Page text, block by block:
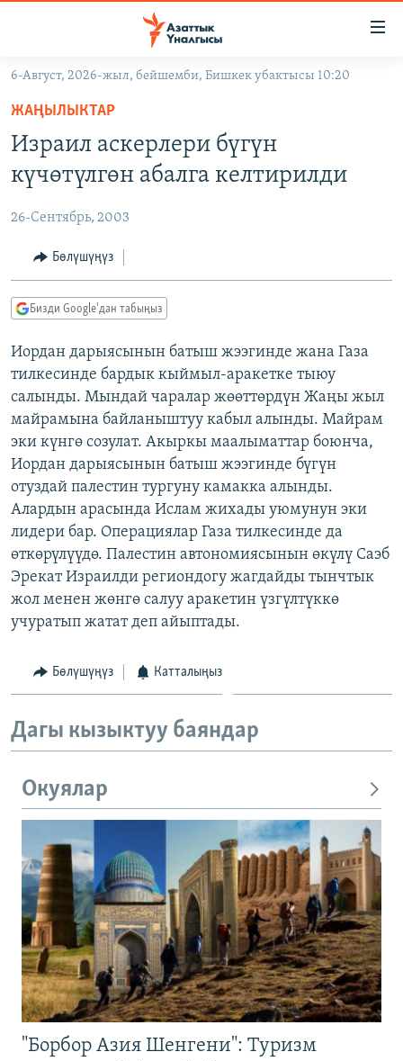
Навигацияга
өтүңүз
Издөөгө
салыңызКЫРГЫЗСТАН
ЭКОНОМИКА
МАДАНИЯТ
ДҮЙНӨ
БОРБОР АЗИЯ
УКРАИНА
АТАЙЫН ИЛИКТӨӨ
ТВ ПРОГРАММАЛАР
ЭКСПЕРТТЕР ТАЛДАЙТ
БИЗ ЖАНА ДҮЙНӨ
ЭЖЕ-СИҢДИЛЕР
АЗАТТЫК+
ЫҢГАЙСЫЗ СУРООЛОР
ӨЗГӨЧӨ ПИКИР
Русский
ОНЛАЙН ШЕРИНЕ
ЭЕ/АРнун бардык сайттары
6-Август, 2026-жыл, бейшемби, Бишкек убактысы 10:20
ЖАҢЫЛЫКТАР
Израил аскерлери бүгүн
күчөтүлгөн абалга келтирилди
26-Сентябрь, 2003
Бөлүшүңүз
Бизди Google'дан табыңыз
Иордан дарыясынын батыш жээгинде жана Газа
тилкесинде бардык кыймыл-аракетке тыюу
салынды. Мындай чаралар жөөттөрдүн Жаңы жыл
майрамына байланыштуу кабыл алынды. Майрам
эки күнгө созулат. Акыркы маалыматтар боюнча,
Иордан дарыясынын батыш жээгинде бүгүн
отуздай палестин тургуну камакка алынды.
Алардын арасында Ислам жихады уюмунун эки
лидери бар. Операциялар Газа тилкесинде да
өткөрүлүүдө. Палестин автономиясынын өкүлү Саэб
Эрекат Израилди региондогу жагдайды тынчтык
жол менен жөнгө салуу аракетин үзгүлтүккө
учуратып жатат деп айыптады.
Бөлүшүңүз Катталыңыз
Дагы кызыктуу баяндар
Окуялар
"Борбор Азия Шенгени": Туризм